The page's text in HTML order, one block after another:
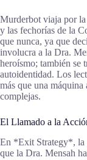
Murderbot viaja por la
y las fechorías de la
que nunca, ya que
involucra a la Dra.
heroísmo; también se
autoidentidad. Los
más que una
complejas.
El Llamado a la
En *Exit Strategy*, la
que la Dra. Mensah